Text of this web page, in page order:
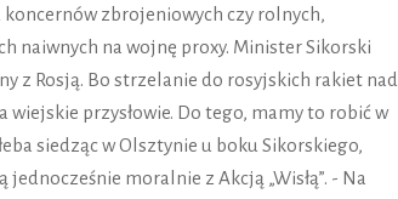
koncernów zbrojeniowych czy rolnych,
naiwnych na wojnę proxy. Minister Sikorski
z Rosją. Bo strzelanie do rosyjskich rakiet nad
wiejskie przysłowie. Do tego, mamy to robić w
siedząc w Olsztynie u boku Sikorskiego,
moralnie z Akcją „Wisłą”. - Na